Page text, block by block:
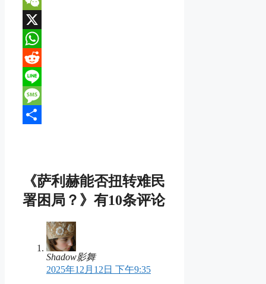
WeChat
X
WhatsApp
Reddit
Line
Message
《萨利赫能否扭转难民
署困局？》有10条评论
Shadow影舞
2025年12月12日 下午9:35